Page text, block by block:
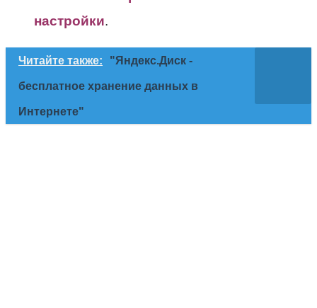
настройки.
Читайте также: "Яндекс.Диск -
бесплатное хранение данных в
Интернете"